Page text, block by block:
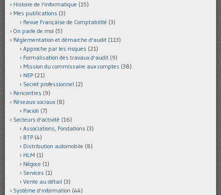
Histoire de l'informatique (15)
Mes publications (3)
Revue Française de Comptabilité (3)
On parle de moi (5)
Réglementation et démarche d'audit (113)
Approche par les risques (21)
Formalisation des travaux d'audit (9)
Mission du commissaire aux comptes (38)
NEP (21)
Secret professionnel (2)
Rencontres (9)
Réseaux sociaux (8)
Pacioli (7)
Secteurs d'activité (16)
Associations, Fondations (3)
BTP (4)
Distribution automobile (8)
HLM (1)
Négoce (1)
Services (1)
Vente au détail (3)
Système d'information (44)